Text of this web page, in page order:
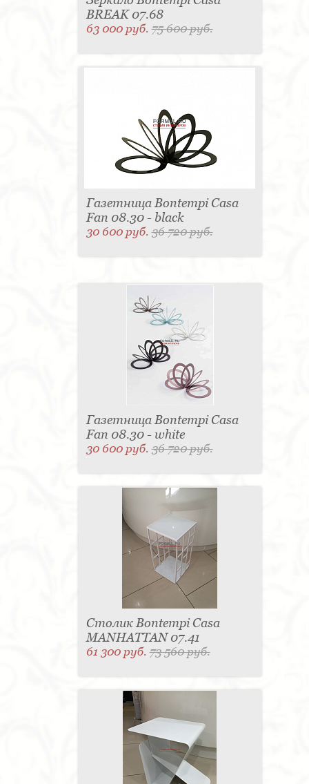
BREAK 07.68
63 000 руб.75 600 руб.
Газетница Bontempi Casa
Fan 08.30 - black
30 600 руб.36 720 руб.
Газетница Bontempi Casa
Fan 08.30 - white
30 600 руб.36 720 руб.
Столик Bontempi Casa
MANHATTAN 07.41
61 300 руб.73 560 руб.